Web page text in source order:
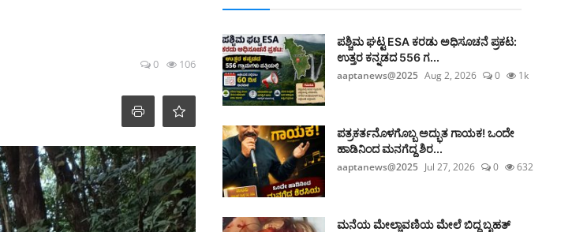
0 106
ಪಶ್ಚಿಮ ಘಟ್ಟ ESA ಕರಡು ಅಧಿಸೂಚನೆ ಪ್ರಕಟ:
ಉತ್ತರ ಕನ್ನಡದ 556 ಗ...
aaptanews@2025 Aug 2, 2026 0 1k
ಪತ್ರಕರ್ತನೊಳಗೊಬ್ಬ ಅದ್ಭುತ ಗಾಯಕ! ಒಂದೇ
ಹಾಡಿನಿಂದ ಮನಗೆದ್ದ ಶಿರ...
aaptanews@2025 Jul 27, 2026 0 632
ಮನೆಯ ಮೇಲ್ಚಾವಣಿಯ ಮೇಲೆ ಬಿದ್ದ ಬೃಹತ್